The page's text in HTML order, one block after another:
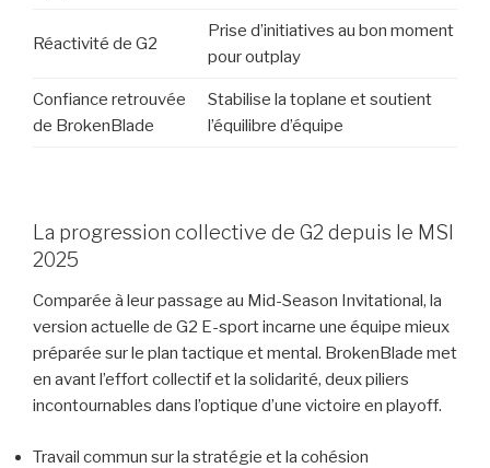
Réactivité de G2
Prise d’initiatives au bon moment
pour outplay
Confiance retrouvée
de BrokenBlade
Stabilise la toplane et soutient
l’équilibre d’équipe
La progression collective de G2 depuis le MSI
2025
Comparée à leur passage au Mid-Season Invitational, la
version actuelle de G2 E-sport incarne une équipe mieux
préparée sur le plan tactique et mental. BrokenBlade met
en avant l’effort collectif et la solidarité, deux piliers
incontournables dans l’optique d’une victoire en playoff.
Travail commun sur la stratégie et la cohésion